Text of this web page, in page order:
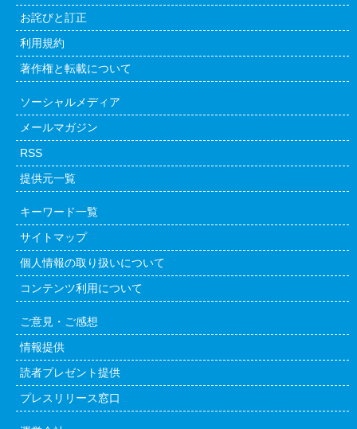
お詫びと訂正
利用規約
著作権と転載について
ソーシャルメディア
メールマガジン
RSS
提供元一覧
キーワード一覧
サイトマップ
個人情報の取り扱いについて
コンテンツ利用について
ご意見・ご感想
情報提供
読者プレゼント提供
プレスリリース窓口